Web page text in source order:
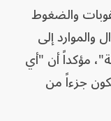
والضغوط
والموارد إلى
مؤكداً أن "أي
جزءاً من